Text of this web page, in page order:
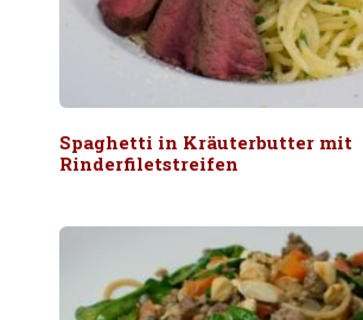
Spaghetti in Kräuterbutter mit
Rinderfiletstreifen